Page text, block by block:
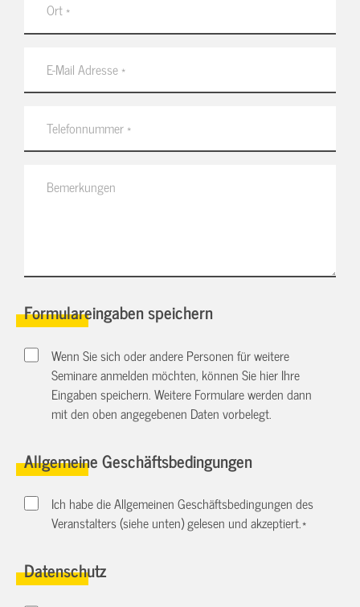
Formulareingaben speichern
Wenn Sie sich oder andere Personen für weitere
Seminare anmelden möchten, können Sie hier Ihre
Eingaben speichern. Weitere Formulare werden dann
mit den oben angegebenen Daten vorbelegt.
Allgemeine Geschäftsbedingungen
Ich habe die Allgemeinen Geschäftsbedingungen des
Veranstalters (siehe unten) gelesen und akzeptiert.*
Datenschutz